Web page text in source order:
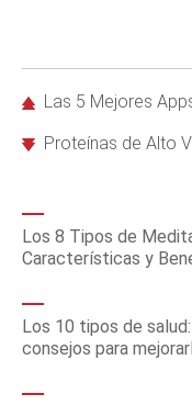
Las 5 Mejores Apps para
Proteínas de Alto Valor
Los 8 Tipos de
Características y
Los 10 tipos de
consejos para